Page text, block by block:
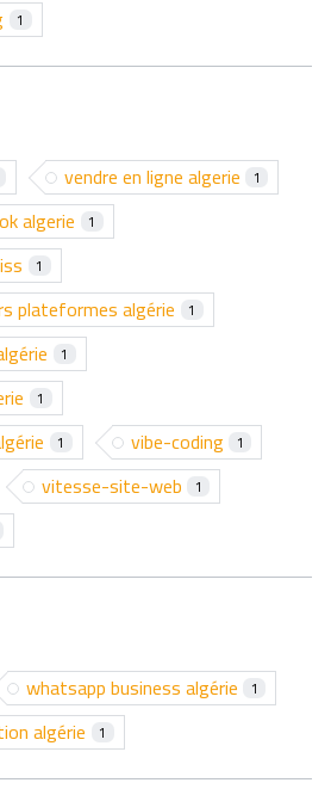
1
vendre en ligne algerie 1
algerie 1
1
plateformes algérie 1
1
1
1 vibe-coding 1
vitesse-site-web 1
whatsapp business algérie 1
algérie 1